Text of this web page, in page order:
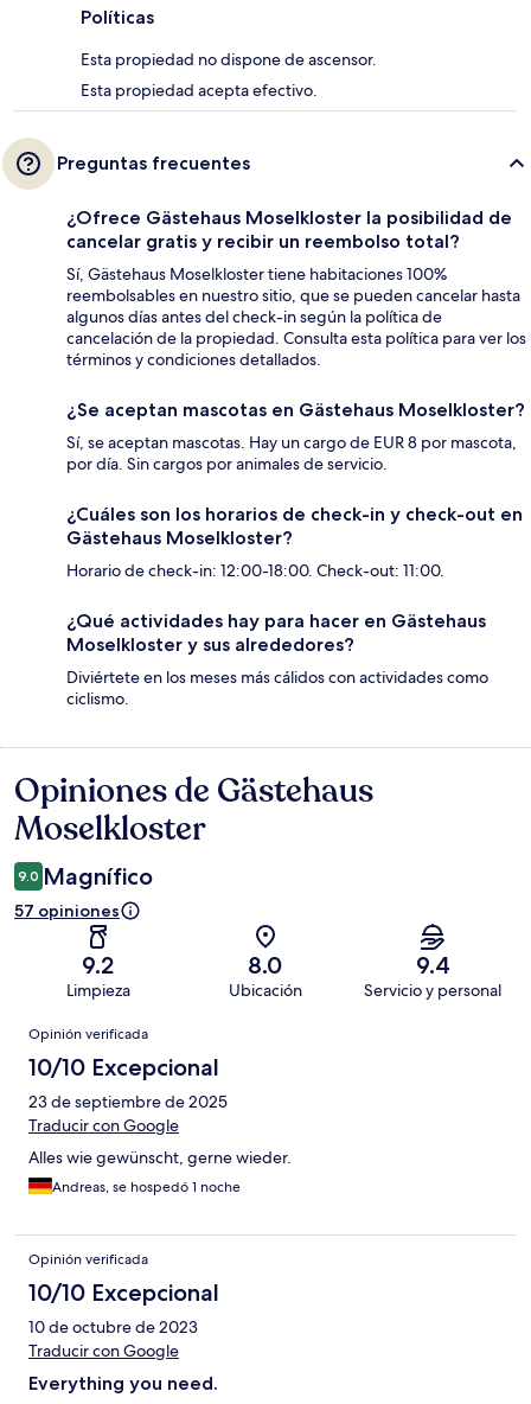
Políticas
Esta propiedad no dispone de ascensor.
Esta propiedad acepta efectivo.
Preguntas frecuentes
¿Ofrece Gästehaus Moselkloster la posibilidad de
cancelar gratis y recibir un reembolso total?
Sí, Gästehaus Moselkloster tiene habitaciones 100%
reembolsables en nuestro sitio, que se pueden cancelar hasta
algunos días antes del check-in según la política de
cancelación de la propiedad. Consulta esta política para ver los
términos y condiciones detallados.
¿Se aceptan mascotas en Gästehaus Moselkloster?
Sí, se aceptan mascotas. Hay un cargo de EUR 8 por mascota,
por día. Sin cargos por animales de servicio.
¿Cuáles son los horarios de check-in y check-out en
Gästehaus Moselkloster?
Horario de check-in: 12:00-18:00. Check-out: 11:00.
¿Qué actividades hay para hacer en Gästehaus
Moselkloster y sus alrededores?
Diviértete en los meses más cálidos con actividades como
ciclismo.
Opiniones
Opiniones de Gästehaus
Moselkloster
9.0 Magnífico
57 opiniones
9.2
Limpieza
8.0
Ubicación
9.4
Servicio y personal
Opiniones
Opinión verificada
10/10 Excepcional
23 de septiembre de 2025
Traducir con Google
Alles wie gewünscht, gerne wieder.
Andreas, se hospedó 1 noche
Opinión verificada
10/10 Excepcional
10 de octubre de 2023
Traducir con Google
Everything you need.